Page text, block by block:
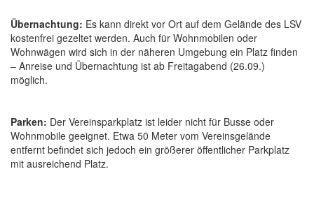
Übernachtung: Es kann direkt vor Ort auf dem Gelände des LSV
kostenfrei gezeltet werden. Auch für Wohnmobilen oder
Wohnwägen wird sich in der näheren Umgebung ein Platz finden
– Anreise und Übernachtung ist ab Freitagabend (26.09.)
möglich.
Parken: Der Vereinsparkplatz ist leider nicht für Busse oder
Wohnmobile geeignet. Etwa 50 Meter vom Vereinsgelände
entfernt befindet sich jedoch ein größerer öffentlicher Parkplatz
mit ausreichend Platz.